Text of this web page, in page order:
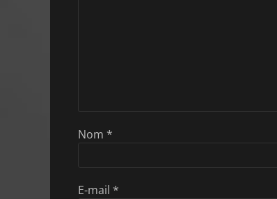
Nom *
E-mail *